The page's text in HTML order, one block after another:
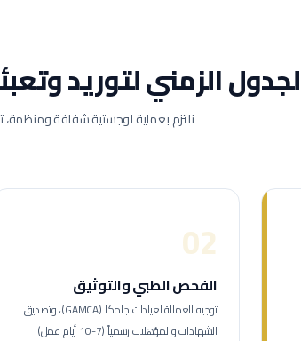
الزمني لتوريد
نلتزم بعملية لوجستية شفافة
02
الفحص الطبي والتوثيق
توجيه العمالة لعيادات جامكا (GAMCA)، وتصديق
الشهادات والمؤهلات رسمياً (7-10 أيام عمل).